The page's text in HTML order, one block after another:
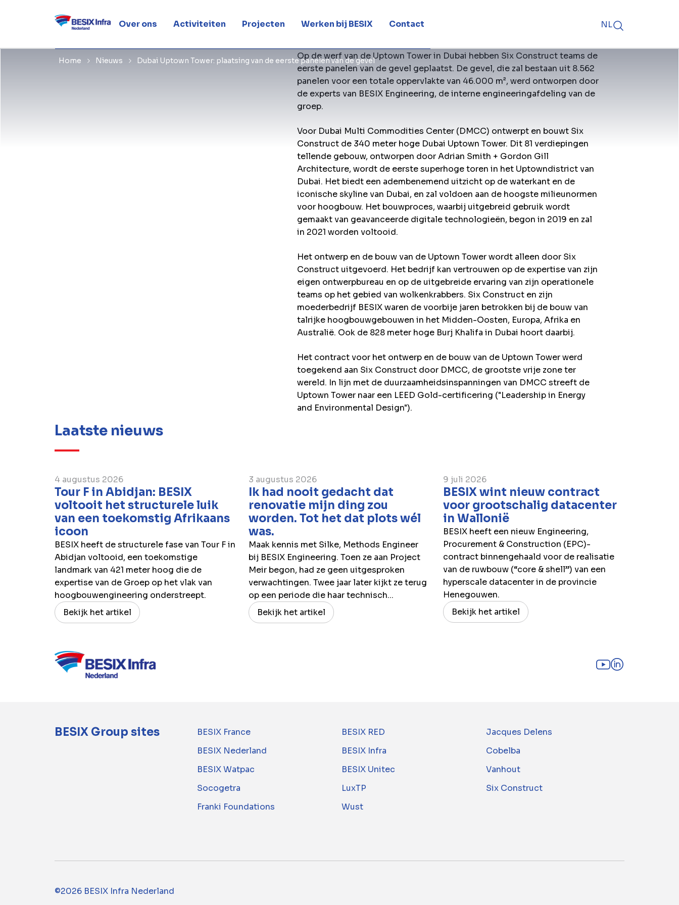
Over ons Activiteiten Projecten Werken bij BESIX Contact NL
Home Nieuws Dubai Uptown Tower: plaatsing van de eerste panelen van de gevel
panelen van de gevel
Op de werf van de Uptown Tower in Dubai hebben Six Construct teams de
eerste panelen van de gevel geplaatst. De gevel, die zal bestaan uit 8.562
panelen voor een totale oppervlakte van 46.000 m², werd ontworpen door
de experts van BESIX Engineering, de interne engineeringafdeling van de
groep.
Voor Dubai Multi Commodities Center (DMCC) ontwerpt en bouwt Six
Construct de 340 meter hoge Dubai Uptown Tower. Dit 81 verdiepingen
tellende gebouw, ontworpen door Adrian Smith + Gordon Gill
Architecture, wordt de eerste superhoge toren in het Uptowndistrict van
Dubai. Het biedt een adembenemend uitzicht op de waterkant en de
iconische skyline van Dubai, en zal voldoen aan de hoogste milieunormen
voor hoogbouw. Het bouwproces, waarbij uitgebreid gebruik wordt
gemaakt van geavanceerde digitale technologieën, begon in 2019 en zal
in 2021 worden voltooid.
Het ontwerp en de bouw van de Uptown Tower wordt alleen door Six
Construct uitgevoerd. Het bedrijf kan vertrouwen op de expertise van zijn
eigen ontwerpbureau en op de uitgebreide ervaring van zijn operationele
teams op het gebied van wolkenkrabbers. Six Construct en zijn
moederbedrijf BESIX waren de voorbije jaren betrokken bij de bouw van
talrijke hoogbouwgebouwen in het Midden-Oosten, Europa, Afrika en
Australië. Ook de 828 meter hoge Burj Khalifa in Dubai hoort daarbij.
Het contract voor het ontwerp en de bouw van de Uptown Tower werd
toegekend aan Six Construct door DMCC, de grootste vrije zone ter
wereld. In lijn met de duurzaamheidsinspanningen van DMCC streeft de
Uptown Tower naar een LEED Gold-certificering ("Leadership in Energy
and Environmental Design").
Laatste nieuws
4 augustus 2026
Tour F in Abidjan: BESIX
voltooit het structurele luik
van een toekomstig Afrikaans
icoon
BESIX heeft de structurele fase van Tour F in
Abidjan voltooid, een toekomstige
landmark van 421 meter hoog die de
expertise van de Groep op het vlak van
hoogbouwengineering onderstreept.
Bekijk het artikel
3 augustus 2026
Ik had nooit gedacht dat
renovatie mijn ding zou
worden. Tot het dat plots wél
was.
Maak kennis met Silke, Methods Engineer
bij BESIX Engineering. Toen ze aan Project
Meir begon, had ze geen uitgesproken
verwachtingen. Twee jaar later kijkt ze terug
op een periode die haar technisch...
Bekijk het artikel
9 juli 2026
BESIX wint nieuw contract
voor grootschalig datacenter
in Wallonië
BESIX heeft een nieuw Engineering,
Procurement & Construction (EPC)-
contract binnengehaald voor de realisatie
van de ruwbouw (“core & shell”) van een
hyperscale datacenter in de provincie
Henegouwen.
Bekijk het artikel
BESIX Group sites BESIX France BESIX RED
Jacques Delens
BESIX Nederland
BESIX Infra
Cobelba
BESIX Watpac
BESIX Unitec
Vanhout
Socogetra
LuxTP
Six Construct
Franki Foundations
Wust
©2026 BESIX Infra Nederland